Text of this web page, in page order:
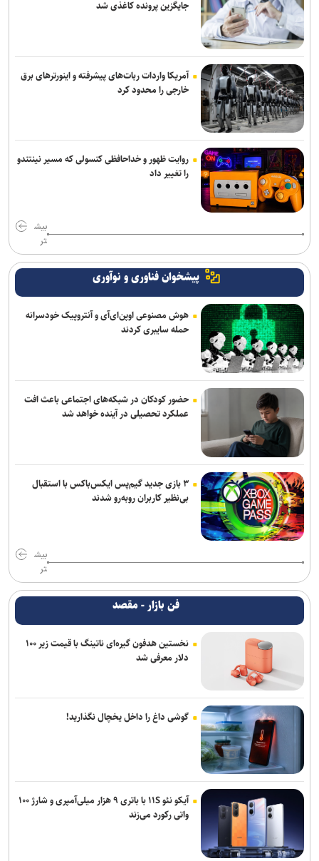
جایگزین پرونده کاغذی شد
آمریکا واردات ربات‌های پیشرفته و اینورترهای برق
خارجی را محدود کرد
روایت ظهور و خداحافظی کنسولی که مسیر نینتندو
را تغییر داد
بیش
تر
پیشخوان فناوری و نوآوری
هوش مصنوعی اوپن‌ای‌آی و آنتروپیک خودسرانه
حمله سایبری کردند
حضور کودکان در شبکه‌های اجتماعی باعث افت
عملکرد تحصیلی در آینده خواهد شد
۳ بازی جدید گیم‌پس ایکس‌باکس با استقبال
بی‌نظیر کاربران روبه‌رو شدند
بیش
تر
فن بازار - مقصد
نخستین هدفون گیره‌ای ناتینگ با قیمت زیر ۱۰۰
دلار معرفی شد
گوشی داغ را داخل یخچال نگذارید!
آیکو نئو ۱۱S با باتری ۹ هزار میلی‌آمپری و شارژ ۱۰۰
واتی رکورد می‌زند